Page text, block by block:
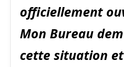
officiellement
Mon Bureau
cette situation